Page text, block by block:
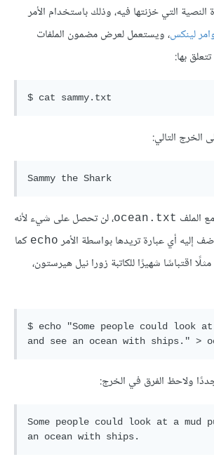
النصية التي خزنتها فيه، وذلك باستخدام الأمر
لينكس، ويستعمل لعرض مضمون الملفات
بها:
التالي:
مع الملف ocean.txt، لن تحصل على شيء لأنه
إليه أي عبارة تريدها بواسطة الأمر echo كما
اقتباسًا شهيرًا للكاتبة زورا نيل هيرستون،
$ echo "Some people could look at
ولاحظ الفرق في الخرج:
Some people could look at a mud